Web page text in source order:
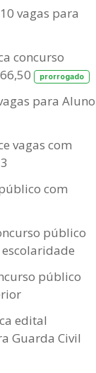
vagas para
concurso
prorrogado
para
vagas com
com
público
público
edital
Guarda Civil